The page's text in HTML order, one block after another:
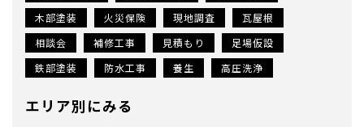
木部塗装
火災保険 現地調査
瓦屋根
相談会
補修工事 見積もり
足場仮設
鉄部塗装
防水工事 養生 高圧洗浄
エリア別にみる